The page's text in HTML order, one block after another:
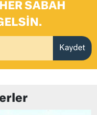
SABAH
Kaydet